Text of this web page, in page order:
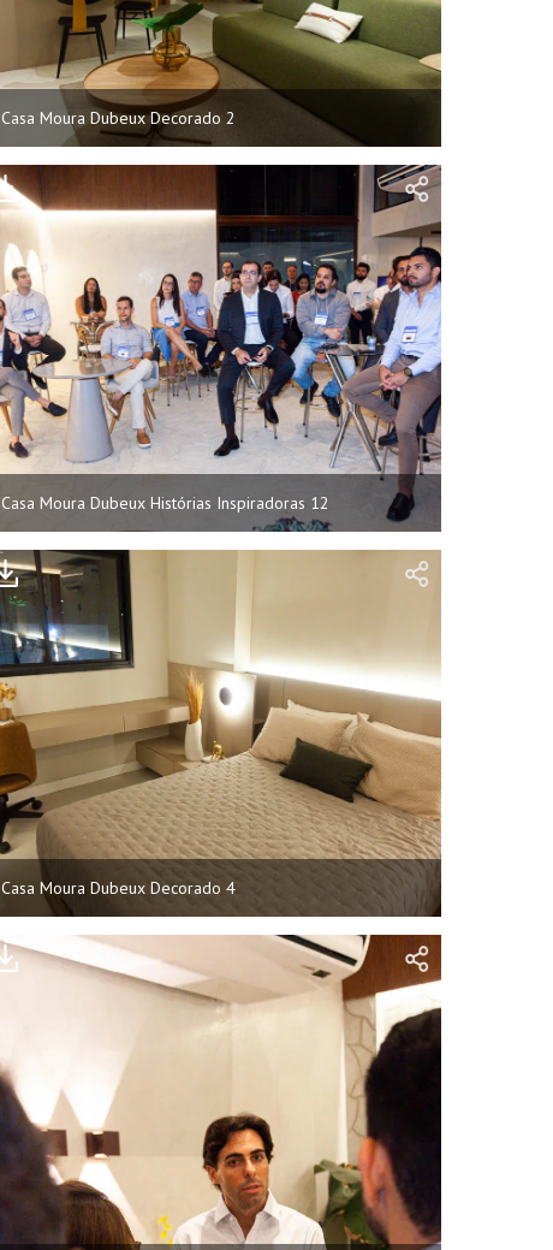
Casa Moura Dubeux Decorado 2
Casa Moura Dubeux Histórias Inspiradoras 12
Casa Moura Dubeux Decorado 4